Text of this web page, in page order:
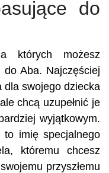
do
których możesz
Aba. Najczęściej
dla swojego dziecka
chcą uzupełnić je
wyjątkowym.
imię specjalnego
któremu chcesz
przyszłemu